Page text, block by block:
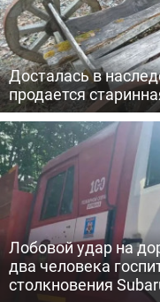
Досталась в
продается
Лобовой удар на
два человека
столкновения